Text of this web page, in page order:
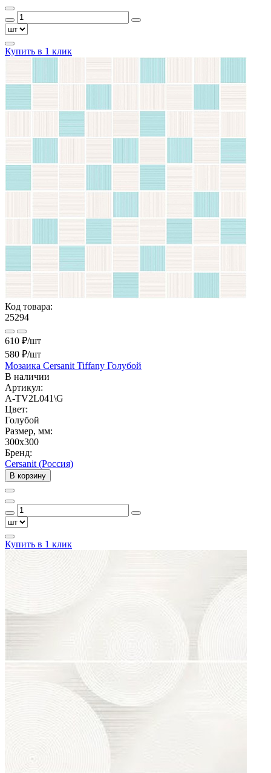
Купить в 1 клик
Код товара:
25294
610 ₽/шт
580 ₽/шт
Мозаика Cersanit Tiffany Голубой
В наличии
Артикул:
A-TV2L041\G
Цвет:
Голубой
Размер, мм:
300x300
Бренд:
Cersanit (Россия)
В корзину
Купить в 1 клик